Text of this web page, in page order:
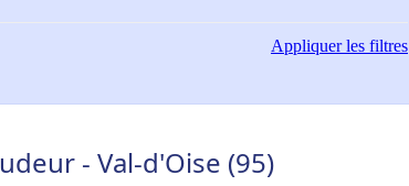
Appliquerles filtres
- Val-d'Oise (95)